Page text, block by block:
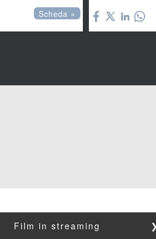
Scheda »
Film in streaming ❯